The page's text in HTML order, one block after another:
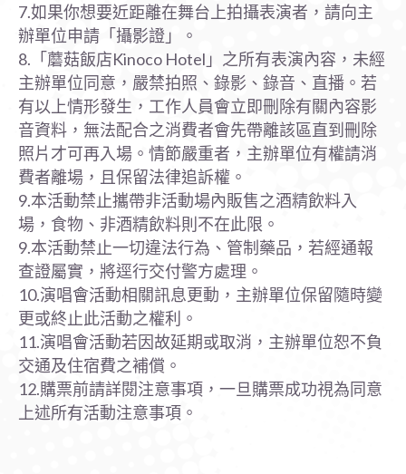
7.如果你想要近距離在舞台上拍攝表演者，請向主
辦單位申請「攝影證」。
8.「蘑菇飯店Kinoco Hotel」之所有表演內容，未經
主辦單位同意，嚴禁拍照、錄影、錄音、直播。若
有以上情形發生，工作人員會立即刪除有關內容影
音資料，無法配合之消費者會先帶離該區直到刪除
照片才可再入場。情節嚴重者，主辦單位有權請消
費者離場，且保留法律追訴權。
9.本活動禁止攜帶非活動場內販售之酒精飲料入
場，食物、非酒精飲料則不在此限。
9.本活動禁止一切違法行為、管制藥品，若經通報
查證屬實，將逕行交付警方處理。
10.演唱會活動相關訊息更動，主辦單位保留隨時變
更或終止此活動之權利。
11.演唱會活動若因故延期或取消，主辦單位恕不負
交通及住宿費之補償。
12.購票前請詳閱注意事項，一旦購票成功視為同意
上述所有活動注意事項。